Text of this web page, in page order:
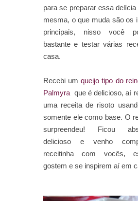
para se preparar essa
mesma, o que muda são os
principais, nisso você
bastante e testar várias
casa.
Recebi umqueijo tipo do
Palmyra que é delicioso, aí
uma receita de risoto
somente ele como base. O
surpreendeu! Ficou
delicioso e venho
receitinha com vocês,
gostem e se inspirem aí em